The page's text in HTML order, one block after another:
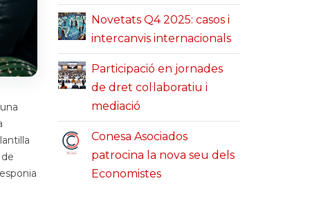
Novetats Q4 2025: casos i
intercanvis internacionals
Participació en jornades
de dret col·laboratiu i
mediació
Conesa Asociados
patrocina la nova seu dels
Economistes